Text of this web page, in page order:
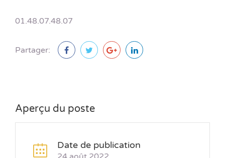
01.48.07.48.07
Partager:
Aperçu du poste
Date de publication